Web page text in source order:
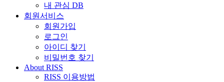
내 관심 DB
회원서비스
회원가입
로그인
아이디 찾기
비밀번호 찾기
About RISS
RISS 이용방법